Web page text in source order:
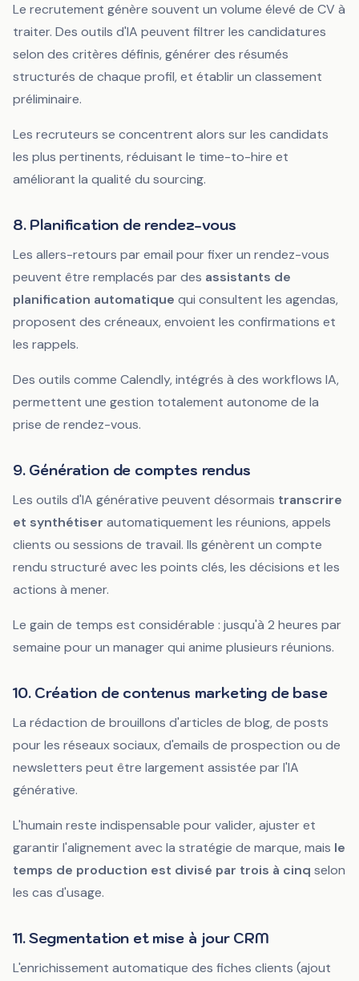
Le recrutement génère souvent un volume élevé de CV à
traiter. Des outils d'IA peuvent filtrer les candidatures
selon des critères définis, générer des résumés
structurés de chaque profil, et établir un classement
préliminaire.
Les recruteurs se concentrent alors sur les candidats
les plus pertinents, réduisant le time-to-hire et
améliorant la qualité du sourcing.
8. Planification de rendez-vous
Les allers-retours par email pour fixer un rendez-vous
peuvent être remplacés par des assistants de
planification automatique qui consultent les agendas,
proposent des créneaux, envoient les confirmations et
les rappels.
Des outils comme Calendly, intégrés à des workflows IA,
permettent une gestion totalement autonome de la
prise de rendez-vous.
9. Génération de comptes rendus
Les outils d'IA générative peuvent désormais transcrire
et synthétiser automatiquement les réunions, appels
clients ou sessions de travail. Ils génèrent un compte
rendu structuré avec les points clés, les décisions et les
actions à mener.
Le gain de temps est considérable : jusqu'à 2 heures par
semaine pour un manager qui anime plusieurs réunions.
10. Création de contenus marketing de base
La rédaction de brouillons d'articles de blog, de posts
pour les réseaux sociaux, d'emails de prospection ou de
newsletters peut être largement assistée par l'IA
générative.
L'humain reste indispensable pour valider, ajuster et
garantir l'alignement avec la stratégie de marque, mais le
temps de production est divisé par trois à cinq selon
les cas d'usage.
11. Segmentation et mise à jour CRM
L'enrichissement automatique des fiches clients (ajout